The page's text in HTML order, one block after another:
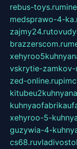
rebus-toys.ru
medsprawo-4-
zajmy24.ru
brazzerscom.ru
vskrytie-zamkov-
zed-online.ru
xehyroo-5-
guzywia-4-
cs68.ru